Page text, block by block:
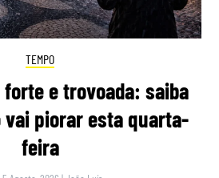
TEMPO
e trovoada: saiba
vai piorar esta quarta-
feira